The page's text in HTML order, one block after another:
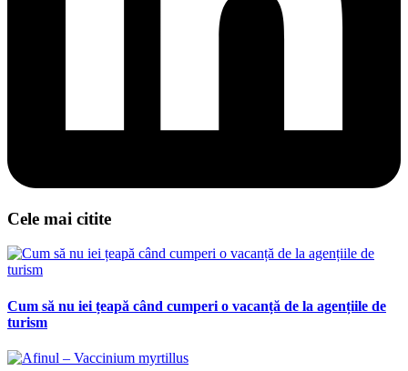
Cele mai citite
Cum să nu iei țeapă când cumperi o vacanță de la agențiile de
turism